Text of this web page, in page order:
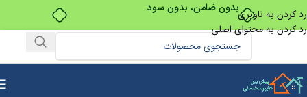
بدون ضامن، بدون سودرد کردن به ناوبری
رد کردن به محتوای اصلی